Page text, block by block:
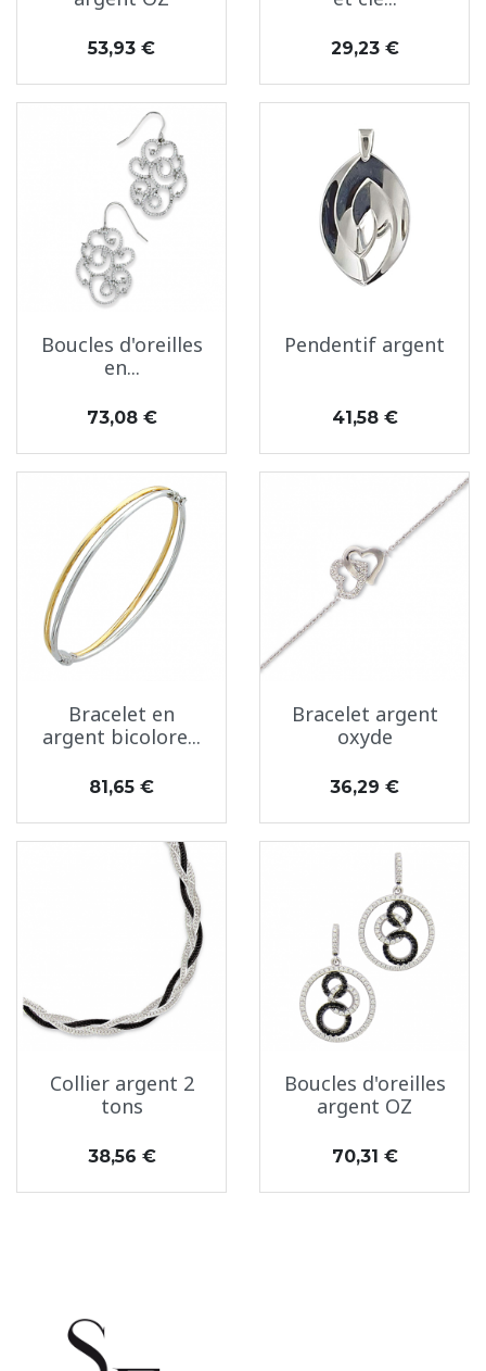
Prix
53,93 € Prix
29,23 €
Boucles d'oreilles
en...
Prix
73,08 €
Pendentif argent
Prix
41,58 €
Bracelet en
argent bicolore...
Prix
81,65 €
Bracelet argent
oxyde
Prix
36,29 €
Collier argent 2
tons
Prix
38,56 €
Boucles d'oreilles
argent OZ
Prix
70,31 €